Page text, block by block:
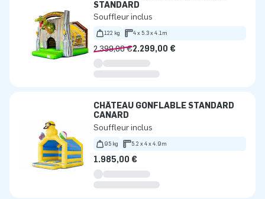
STANDARD
Souffleur inclus
122 kg 4 x 5.3 x 4.1m
2.399,00 €2.299,00 €
CHÂTEAU GONFLABLE STANDARD
CANARD
Souffleur inclus
95 kg 5.2 x 4 x 4.9m
1.985,00 €